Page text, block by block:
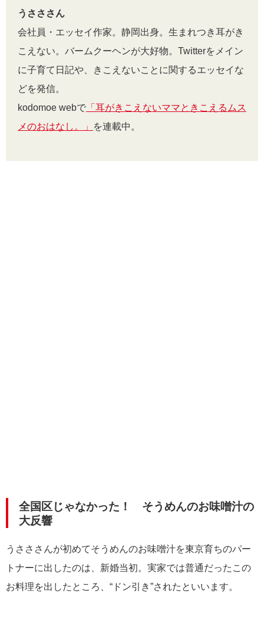
うさささん
会社員・エッセイ作家。静岡出身。生まれつき耳がき
こえない。バームクーヘンが大好物。Twitterをメイン
に子育て日記や、きこえないことに関するエッセイな
どを発信。
kodomoe webで 「耳がきこえないママときこえるムス
メのおはなし。」
を連載中。
全国区じゃなかった！ そうめんのお味噌汁の
大反響
うさささんが初めてそうめんのお味噌汁を東京育ちのパー
トナーに出したのは、新婚当初。実家では普通だったこの
お料理を出したところ、“ドン引き”されたといいます。